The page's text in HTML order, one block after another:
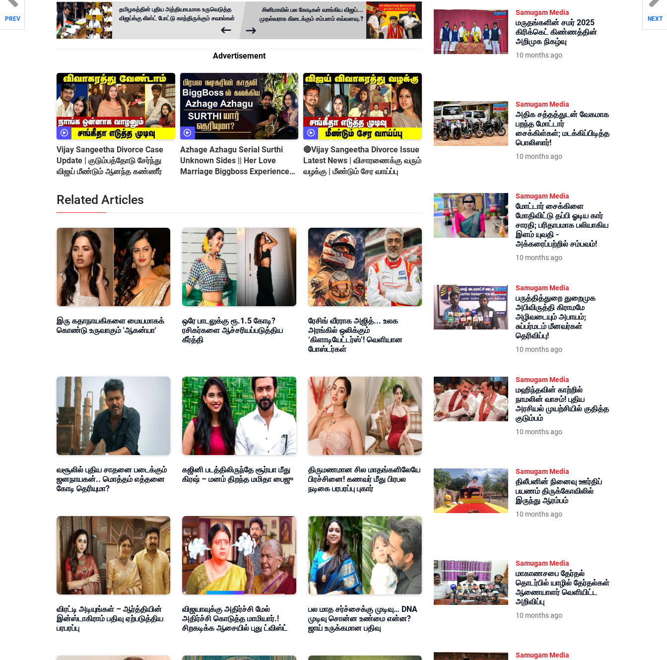
தமிழகத்தின் புதிய அத்தியாயமாக உருவெடுத்த
விஜய்க்கு லிஸ்ட் போட்டு காத்திருக்கும் சவால்கள்
சினிமாவில் பல கோடிகள் வாங்கிய விஜய்...
முதல்வராக கிடைக்கும் சம்பளம் எவ்வளவு.?
PREV NEXT
Advertisement
Vijay Sangeetha Divorce Case
Update | குடும்பத்தோடு சேர்ந்து
விஜய் மீண்டும் ஆனந்த கண்ணீர்
Azhage Azhagu Serial Surthi
Unknown Sides || Her Love
Marriage Biggboss Experience
🔴Vijay Sangeetha Divorce Issue
Latest News | விசாரணைக்கு வரும்
வழக்கு | மீண்டும் சேர வாய்ப்பு
Related Articles
இரு கதாநாயகிகளை மையமாகக்
கொண்டு உருவாகும் 'ஆகன்யா'
ஒரே பாடலுக்கு ரூ.1.5 கோடி?
ரசிகர்களை ஆச்சரியப்படுத்திய
கீர்த்தி
ரேசிங் வீரராக அஜித்... உலக
அரங்கில் ஒலிக்கும்
‘கிளாடியேட்டர்ஸ்’! வெளியான
போஸ்டர்கள்
வசூலில் புதிய சாதனை படைக்கும்
ஜனநாயகன்.. மொத்தம் எத்தனை
கோடி தெரியுமா?
கஜினி படத்திலிருந்தே சூர்யா மீது
கிரஷ் – மனம் திறந்த மமிதா பைஜு
திருமணமான சில மாதங்களிலேயே
பிரச்சினை! கணவர் மீது பிரபல
நடிகை பரபரப்பு புகார்
விரட்டி அடியுங்கள் – ஆர்த்தியின்
இன்ஸ்டாகிராம் பதிவு ஏற்படுத்திய
பரபரப்பு
விஜயாவுக்கு அதிர்ச்சி மேல்
அதிர்ச்சி கொடுத்த மாமியார்.!
சிறகடிக்க ஆசையில் புது ட்விஸ்ட்
பல மாத சர்ச்சைக்கு முடிவு… DNA
முடிவு சொன்ன உண்மை என்ன?
ஜாய் உருக்கமான பதிவு
Samugam Media
மருதங்களின் சமர் 2025
கிரிக்கெட் கிண்ணத்தின்
அறிமுக நிகழ்வு
10 months ago
Samugam Media
அதிக சத்தத்துடன் வேகமாக
பறந்த மோட்டார்
சைக்கிள்கள்; மடக்கிப்பிடித்த
பொலிஸார்!
10 months ago
Samugam Media
மோட்டார் சைக்கிளை
மோதிவிட்டு தப்பி ஓடிய கார்
சாரதி; பரிதாபமாக பலியாகிய
இளம் யுவதி -
அக்கரைப்பற்றில் சம்பவம்!
10 months ago
Samugam Media
பருத்தித்துறை துறைமுக
அபிவிருத்தி கிராமமே
அழிவடையும் அபாயம்;
சுப்பர்மடம் மீனவர்கள்
தெரிவிப்பு!
10 months ago
Samugam Media
மஹிந்தவின் காற்றில்
நாமலின் வாசம்! புதிய
அரசியல் முயற்சியில் குதித்த
குடும்பம்
10 months ago
Samugam Media
திலீபனின் நினைவு ஊர்திப்
பயணம் திருக்கோவிலில்
இருந்து ஆரம்பம்
10 months ago
Samugam Media
மாகாணசபை தேர்தல்
தொடர்பில் யாழில் தேர்தல்கள்
ஆணையாளர் வெளியிட்ட
அறிவிப்பு
10 months ago
Samugam Media